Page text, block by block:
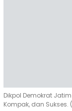
Dikpol Demokrat
Kompak, dan Sukses.